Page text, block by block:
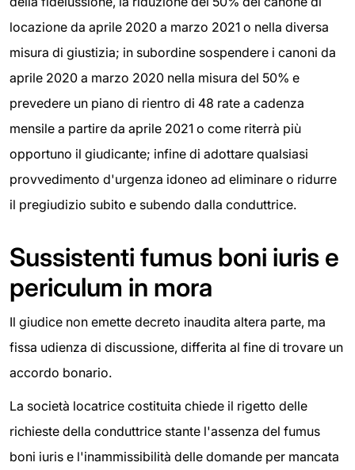
locazione da aprile 2020 a marzo 2021 o nella diversa
misura di giustizia; in subordine sospendere i canoni da
aprile 2020 a marzo 2020 nella misura del 50% e
prevedere un piano di rientro di 48 rate a cadenza
mensile a partire da aprile 2021 o come riterrà più
opportuno il giudicante; infine di adottare qualsiasi
provvedimento d'urgenza idoneo ad eliminare o ridurre
il pregiudizio subito e subendo dalla conduttrice.
Sussistenti fumus boni iuris e
periculum in mora
Il giudice non emette decreto inaudita altera parte, ma
fissa udienza di discussione, differita al fine di trovare un
accordo bonario.
La società locatrice costituita chiede il rigetto delle
richieste della conduttrice stante l'assenza del fumus
boni iuris e l'inammissibilità delle domande per mancata